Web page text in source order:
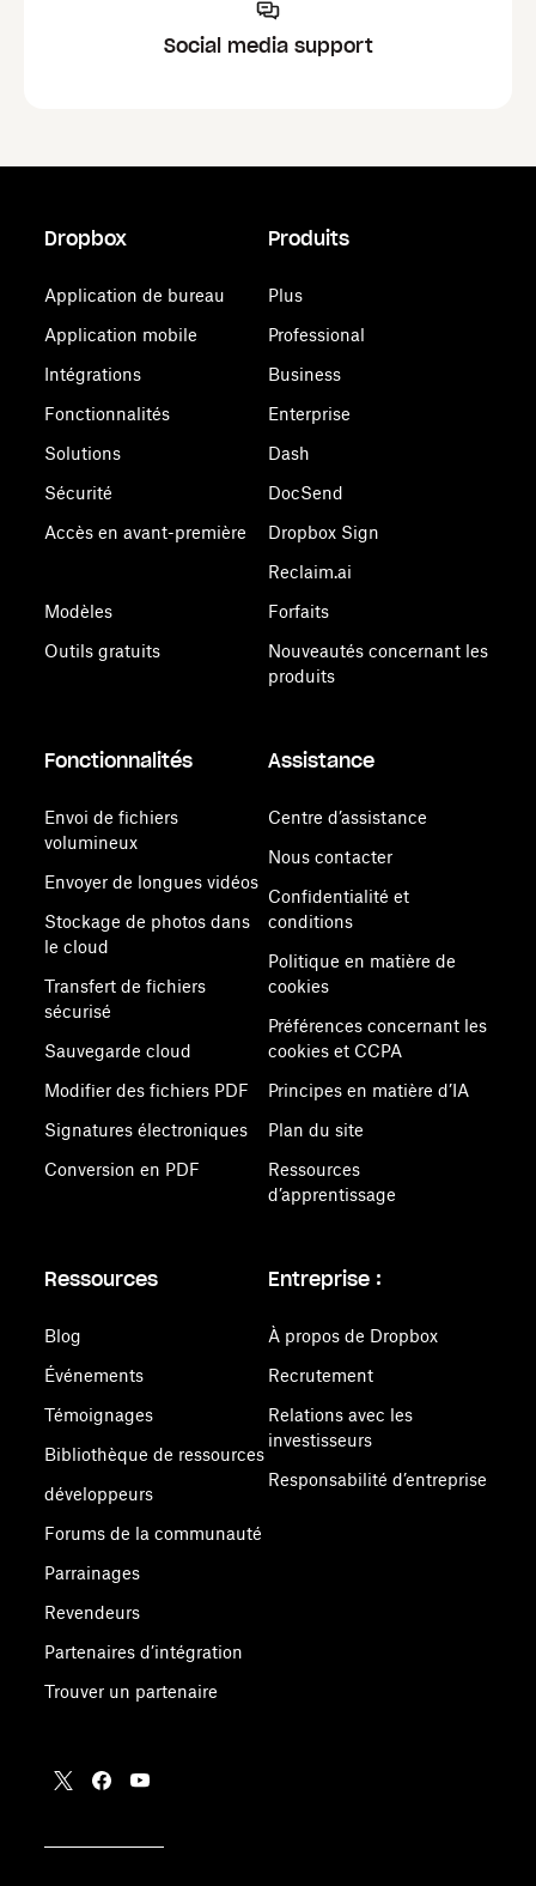
Social media support
Dropbox
Application de bureau
Application mobile
Intégrations
Fonctionnalités
Solutions
Sécurité
Accès en avant-première
Modèles
Outils gratuits
Produits
Plus
Professional
Business
Enterprise
Dash
DocSend
Dropbox Sign
Reclaim.ai
Forfaits
Nouveautés concernant les
produits
Fonctionnalités
Envoi de fichiers
volumineux
Envoyer de longues vidéos
Stockage de photos dans
le cloud
Transfert de fichiers
sécurisé
Sauvegarde cloud
Modifier des fichiers PDF
Signatures électroniques
Conversion en PDF
Assistance
Centre d’assistance
Nous contacter
Confidentialité et
conditions
Politique en matière de
cookies
Préférences concernant les
cookies et CCPA
Principes en matière d’IA
Plan du site
Ressources
d’apprentissage
Ressources
Blog
Événements
Témoignages
Bibliothèque de ressources
développeurs
Forums de la communauté
Parrainages
Revendeurs
Partenaires d’intégration
Trouver un partenaire
Entreprise :
À propos de Dropbox
Recrutement
Relations avec les
investisseurs
Responsabilité d’entreprise